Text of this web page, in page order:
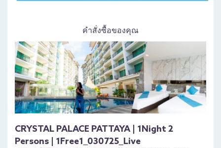
คำสั่งซื้อของคุณ
CRYSTAL PALACE PATTAYA | 1Night 2
Persons | 1Free1_030725_Live